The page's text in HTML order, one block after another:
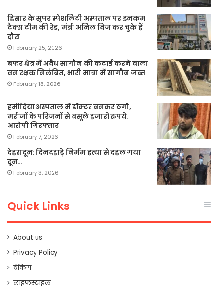
हिसार के सुपर स्पेशलिटी अस्पताल पर इनकम
टैक्स टीम की रेड, मंत्री अनिल विज कर चुके हैं
दौरा
February 25, 2026
बफर क्षेत्र में अवैध सागौन की कटाई करने वाला
वन रक्षक निलंबित, भारी मात्रा में सागौन जब्त
February 13, 2026
हमीदिया अस्पताल में डॉक्टर बनकर ठगी,
मरीजों के परिजनों से वसूले हजारों रुपये,
आरोपी गिरफ्तार
February 7, 2026
देहरादून: दिनदहाड़े निर्मम हत्या से दहल गया
दून…
February 3, 2026
Quick Links
About us
Privacy Policy
ब्रेकिंग
लाइफस्टाइल